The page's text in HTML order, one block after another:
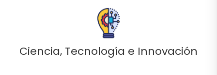
Ciencia, Tecnología e Innovación